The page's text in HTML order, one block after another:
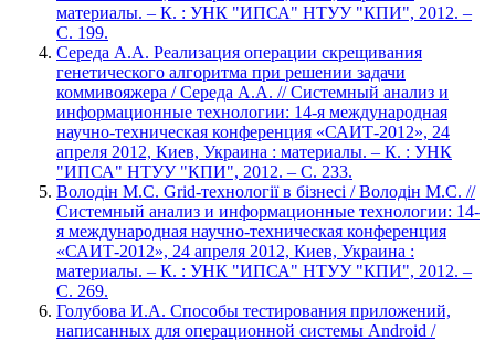
материалы. – К. : УНК "ИПСА" НТУУ "КПИ", 2012. –
С. 199.
Середа А.А. Реализация операции скрещивания
генетического алгоритма при решении задачи
коммивояжера / Середа А.А. // Системный анализ и
информационные технологии: 14-я международная
научно-техническая конференция «САИТ-2012», 24
апреля 2012, Киев, Украина : материалы. – К. : УНК
"ИПСА" НТУУ "КПИ", 2012. – С. 233.
Володін М.С. Grid-технології в бізнесі / Володін М.С. //
Системный анализ и информационные технологии: 14-
я международная научно-техническая конференция
«САИТ-2012», 24 апреля 2012, Киев, Украина :
материалы. – К. : УНК "ИПСА" НТУУ "КПИ", 2012. –
С. 269.
Голубова И.А. Способы тестирования приложений,
написанных для операционной системы Android /